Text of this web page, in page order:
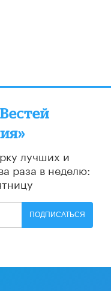
лучших и
раза в неделю:
ПОДПИСАТЬСЯ